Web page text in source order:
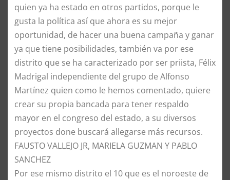
quien ya ha estado en otros partidos, porque le
gusta la política así que ahora es su mejor
oportunidad, de hacer una buena campaña y ganar
ya que tiene posibilidades, también va por ese
distrito que se ha caracterizado por ser priista, Félix
Madrigal independiente del grupo de Alfonso
Martínez quien como le hemos comentado, quiere
crear su propia bancada para tener respaldo
mayor en el congreso del estado, a su diversos
proyectos done buscará allegarse más recursos.
FAUSTO VALLEJO JR, MARIELA GUZMAN Y PABLO
SANCHEZ
Por ese mismo distrito el 10 que es el noroeste de